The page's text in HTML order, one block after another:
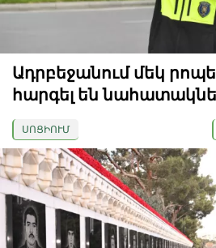
Ադրբեջանում մեկ րոպե
հարգել են
ՍՈՑԻՈՒՄ